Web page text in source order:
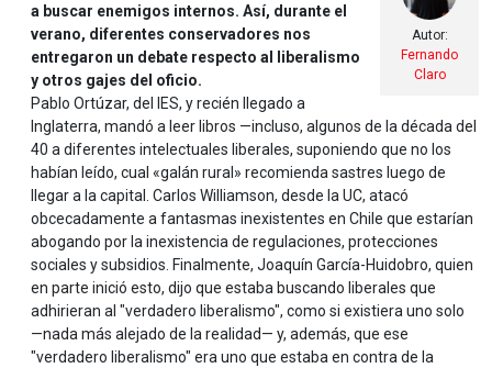
Autor:
Fernando
Claro
a buscar enemigos internos. Así, durante el
verano, diferentes conservadores nos
entregaron un debate respecto al liberalismo
y otros gajes del oficio.
Pablo Ortúzar, del IES, y recién llegado a
Inglaterra, mandó a leer libros —incluso, algunos de la década del
40 a diferentes intelectuales liberales, suponiendo que no los
habían leído, cual «galán rural» recomienda sastres luego de
llegar a la capital. Carlos Williamson, desde la UC, atacó
obcecadamente a fantasmas inexistentes en Chile que estarían
abogando por la inexistencia de regulaciones, protecciones
sociales y subsidios. Finalmente, Joaquín García-Huidobro, quien
en parte inició esto, dijo que estaba buscando liberales que
adhirieran al "verdadero liberalismo", como si existiera uno solo
—nada más alejado de la realidad— y, además, que ese
"verdadero liberalismo" era uno que estaba en contra de la